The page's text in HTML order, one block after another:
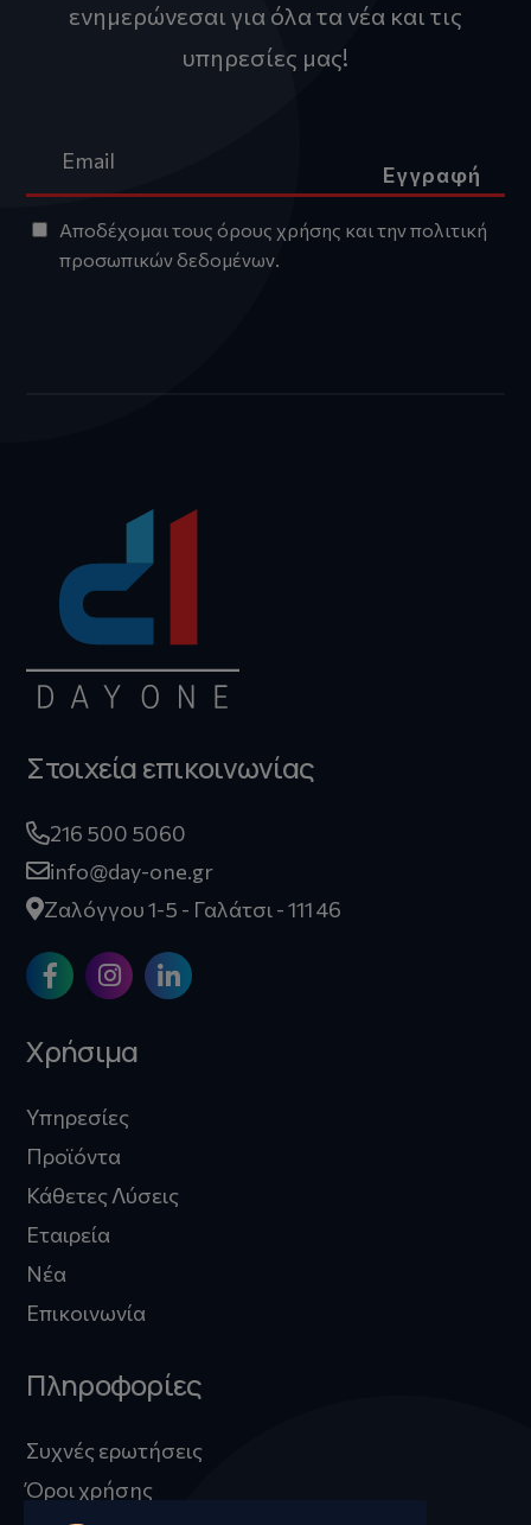
ενημερώνεσαι για όλα τα νέα και τις
υπηρεσίες μας!
Εγγραφή
Αποδέχομαι τουςόρους χρήσης και τηνπολιτική
προσωπικών δεδομένων.
Στοιχεία επικοινωνίας
216 500 5060
info@day-one.gr
Ζαλόγγου 1-5 - Γαλάτσι - 111 46
Χρήσιμα
Υπηρεσίες
Προϊόντα
Κάθετες Λύσεις
Εταιρεία
Νέα
Επικοινωνία
Πληροφορίες
Συχνές ερωτήσεις
Όροι χρήσης